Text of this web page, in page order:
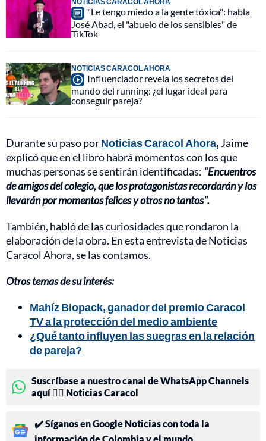
"Le tengo miedo a la gente tóxica": habla
José Abad, el "abuelo de los sensibles" de
TikTok
NOTICIAS CARACOL AHORA
Influenciador revela los secretos del
mundo del running: ¿el lugar ideal para
conseguir pareja?
Durante su paso porNoticias Caracol Ahora, Jaime
explicó que en el libro habrá momentos con los que
muchas personas se sentirán identificadas: "Encuentros
de amigos del colegio, que los protagonistas recordarán y los
llevarán por momentos felices y otros no tantos".
También, habló de las curiosidades que rondaron la
elaboración de la obra. En esta entrevista de Noticias
Caracol Ahora, se las contamos.
Otros temas de su interés:
Mahíz Biopack, ganador del premio Caracol
TV a la protección del medio ambiente
¿Qué tanto influyen las suegras en la relación
de pareja?
Suscríbase a nuestro canal de WhatsApp Channels
aquí 👉🏻 Noticias Caracol
✔️ Síganos en Google Noticias con toda la
información de Colombia y el mundo.